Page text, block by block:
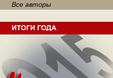
Все авторы